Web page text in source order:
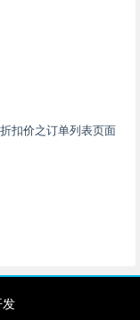
扣价之订单列表页面
发